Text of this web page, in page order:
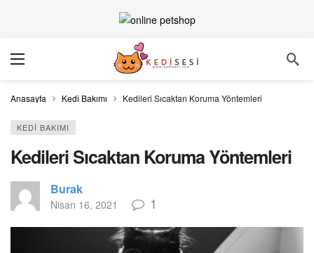
Anasayfa Kedi Bakımı Kedileri Sıcaktan Koruma Yöntemleri
KEDI BAKIMI
Kedileri Sıcaktan Koruma Yöntemleri
Burak
Nisan 16, 2021 1